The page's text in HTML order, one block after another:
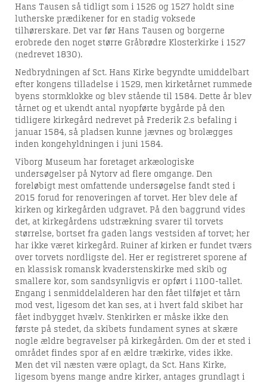
Hans Tausen så tidligt som i 1526 og 1527 holdt sine
lutherske prædikener for en stadig voksede
tilhørerskare. Det var før Hans Tausen og borgerne
erobrede den noget større Gråbrødre Klosterkirke i 1527
(nedrevet 1830).
Nedbrydningen af Sct. Hans Kirke begyndte umiddelbart
efter kongens tilladelse i 1529, men kirketårnet rummede
byens stormklokke og blev stående til 1584. Dette år blev
tårnet og et ukendt antal nyopførte bygårde på den
tidligere kirkegård nedrevet på Frederik 2.s befaling i
januar 1584, så pladsen kunne jævnes og brolægges
inden kongehyldningen i juni 1584.
Viborg Museum har foretaget arkæologiske
undersøgelser på Nytorv ad flere omgange. Den
foreløbigt mest omfattende undersøgelse fandt sted i
2015 forud for renoveringen af torvet. Her blev dele af
kirken og kirkegården udgravet. På den baggrund vides
det, at kirkegårdens udstrækning svarer til torvets
størrelse, bortset fra gaden langs vestsiden af torvet; her
har ikke været kirkegård. Ruiner af kirken er fundet tværs
over torvets nordligste del. Her er registreret sporene af
en klassisk romansk kvaderstenskirke med skib og
smallere kor, som sandsynligvis er opført i 1100-tallet.
Engang i senmiddelalderen har den fået tilføjet et tårn
mod vest, ligesom det kan ses, at i hvert fald skibet har
fået indbygget hvælv. Stenkirken er måske ikke den
første på stedet, da skibets fundament synes at skære
nogle ældre begravelser på kirkegården. Om der et sted i
området findes spor af en ældre trækirke, vides ikke.
Men det vil næsten være oplagt, da Sct. Hans Kirke,
ligesom byens mange andre kirker, antages grundlagt i